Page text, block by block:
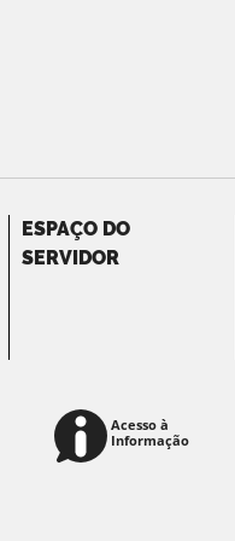
ESPAÇO DO
SERVIDOR